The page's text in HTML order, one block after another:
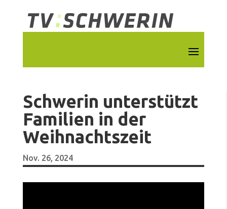
Schwerin unterstützt
Familien in der
Weihnachtszeit
Nov. 26, 2024